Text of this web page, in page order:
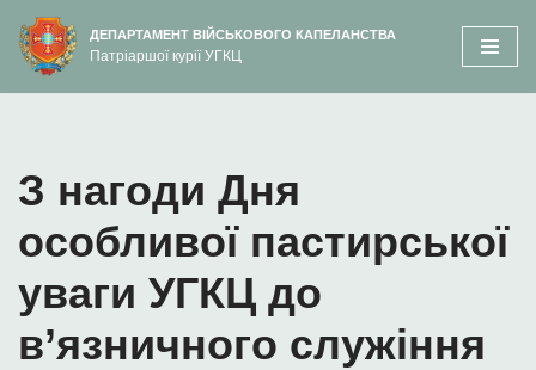
вмісту
Перейти
до
ДЕПАРТАМЕНТ ВІЙСЬКОВОГО КАПЕЛАНСТВА
Патріаршої курії УГКЦ
З нагоди Дня
особливої пастирської
уваги УГКЦ до
в’язничного служіння